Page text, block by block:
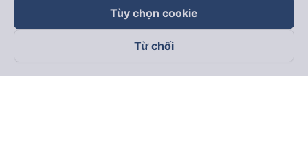
Theo dõi chúng tôi trên
Tùy chọn cookie
Từ chối